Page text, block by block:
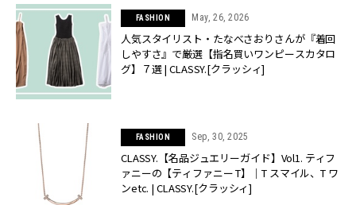
FASHION May, 26, 2026
人気スタイリスト・たなべさおりさんが『着回
しやすさ』で厳選【指名買いワンピースカタロ
グ】７選 | CLASSY.[クラッシィ]
FASHION Sep, 30, 2025
CLASSY.【名品ジュエリーガイド】Vol1. ティフ
ァニーの【ティファニー T】｜T スマイル、T ワ
ンetc. | CLASSY.[クラッシィ]